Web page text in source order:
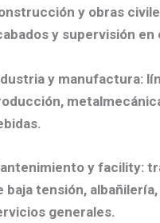
y obras
y supervisión en
y manufactura:
y facility:
baja tensión,
generales.